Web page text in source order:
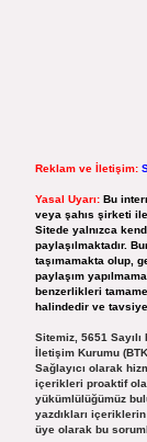
Reklam ve İletişim:
Yasal Uyarı: Bu
veya şahıs şirketi ile
Sitede yalnızca
paylaşılmaktadır.
taşımamakta olup,
paylaşım
benzerlikleri
halindedir ve
Sitemiz, 5651
İletişim Kurumu
Sağlayıcı olarak
içerikleri proaktif
yükümlülüğümüz
yazdıkları
üye olarak bu